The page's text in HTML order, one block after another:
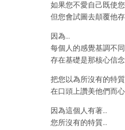
如果您不愛自己既使
但您會試圖去顛覆他
因為…
每個人的感覺基調不同
存在基礎是那核心信念
把您以為所沒有的特
在口頭上讚美他們而
因為這個人有著…
您所沒有的特質…